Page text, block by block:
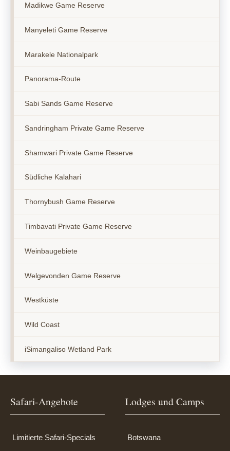
Madikwe Game Reserve
Manyeleti Game Reserve
Marakele Nationalpark
Panorama-Route
Sabi Sands Game Reserve
Sandringham Private Game Reserve
Shamwari Private Game Reserve
Südliche Kalahari
Thornybush Game Reserve
Timbavati Private Game Reserve
Weinbaugebiete
Welgevonden Game Reserve
Westküste
Wild Coast
iSimangaliso Wetland Park
Safari-Angebote
Limitierte Safari-Specials
Lodges und Camps
Botswana